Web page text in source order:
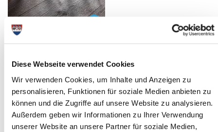
Diese Webseite verwendet Cookies
Wir verwenden Cookies, um Inhalte und Anzeigen zu
personalisieren, Funktionen für soziale Medien anbieten zu
können und die Zugriffe auf unsere Website zu analysieren.
Außerdem geben wir Informationen zu Ihrer Verwendung
unserer Website an unsere Partner für soziale Medien,
Foto: fotolia.com
Mittelpunkt eines regionalen Fachtages im Klinikum Itzehoe am
05. November 2016.
Veranstaltet wird der Fachtag von Alexa Stammer-Bartholomä,
Netzwerkkoordinatorin Frühe Hilfen, und Susanne Diener,
Kinderschutzfachkraft des Amtes für Jugend, Familie und Sport
des Kreises Steinburg in Kooperation mit dem Klinikum Itzehoe.
Die Veranstaltung wird im Rahmen der Bundesinitiative Frühe